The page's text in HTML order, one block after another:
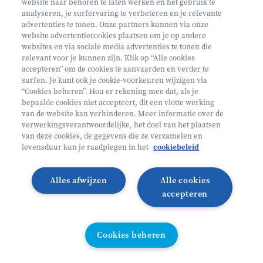
Volg ons op
Volg onze Facebook pagina
Volg onze Instagram pagina
Volg onze LinkedIn pagina
Volg onze TikTok pagina
Partner van Helan
Toegankelijkheidsverklaring ↗
Cookie policy
Algemene voorwaarden
Integriteitsbeleid
Illustraties van Freepik
website naar behoren te laten werken en het gebruik te
analyseren, je surfervaring te verbeteren en je relevante
advertenties te tonen. Onze partners kunnen via onze
website advertentiecookies plaatsen om je op andere
websites en via sociale media advertenties te tonen die
relevant voor je kunnen zijn. Klik op “Alle cookies
accepteren” om de cookies te aanvaarden en verder te
surfen. Je kunt ook je cookie-voorkeuren wijzigen via
“Cookies beheren”. Hou er rekening mee dat, als je
bepaalde cookies niet accepteert, dit een vlotte werking
van de website kan verhinderen. Meer informatie over de
verwerkingsverantwoordelijke, het doel van het plaatsen
van deze cookies, de gegevens die ze verzamelen en
levensduur kun je raadplegen in het cookiebeleid
Alle cookies
accepteren
Alles afwijzen
Cookies beheren